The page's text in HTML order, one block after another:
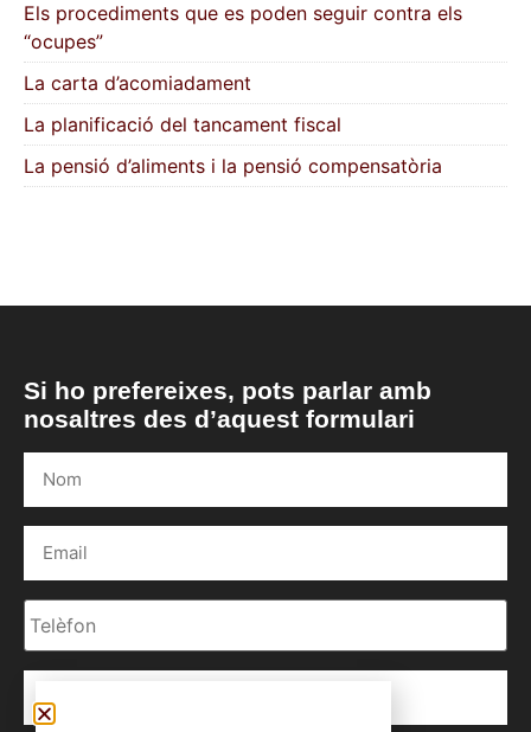
Els procediments que es poden seguir contra els
“ocupes”
La carta d’acomiadament
La planificació del tancament fiscal
La pensió d’aliments i la pensió compensatòria
Si ho prefereixes, pots parlar amb
nosaltres des d’aquest formulari